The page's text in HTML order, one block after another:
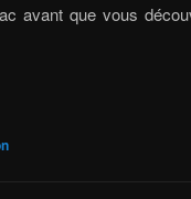
avant que vous